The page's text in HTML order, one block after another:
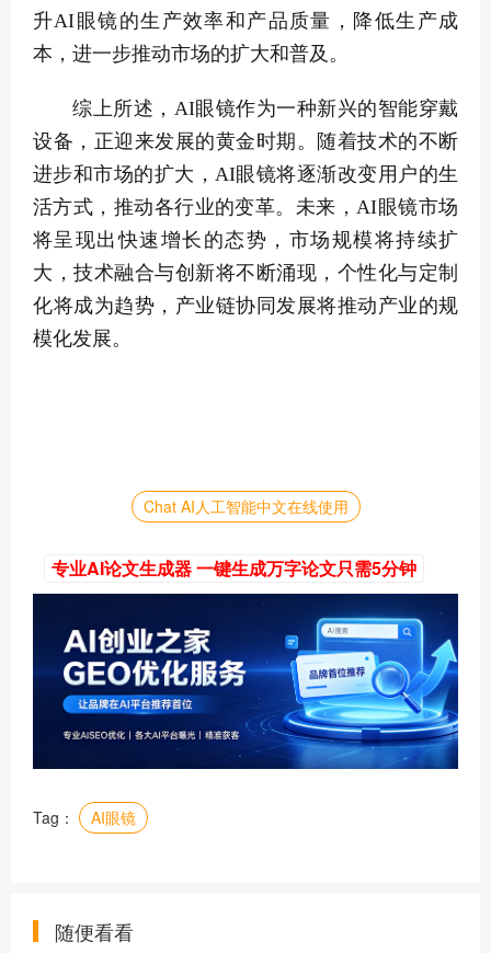
升AI眼镜的生产效率和产品质量，降低生产成
本，进一步推动市场的扩大和普及。
综上所述，AI眼镜作为一种新兴的智能穿戴
设备，正迎来发展的黄金时期。随着技术的不断
进步和市场的扩大，AI眼镜将逐渐改变用户的生
活方式，推动各行业的变革。未来，AI眼镜市场
将呈现出快速增长的态势，市场规模将持续扩
大，技术融合与创新将不断涌现，个性化与定制
化将成为趋势，产业链协同发展将推动产业的规
模化发展。
Chat AI人工智能中文在线使用
专业AI论文生成器 一键生成万字论文只需5分钟
Tag： AI眼镜
随便看看